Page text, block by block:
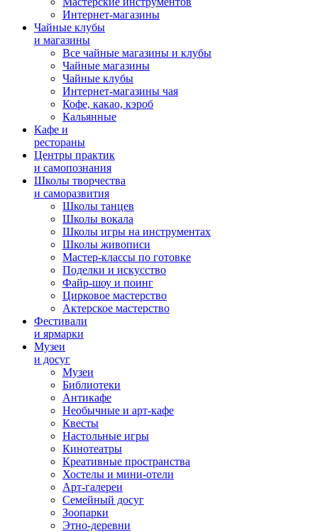
Интернет-магазины
Чайные клубы
и магазины
Все чайные магазины и клубы
Чайные магазины
Чайные клубы
Интернет-магазины чая
Кофе, какао, кэроб
Кальянные
Кафе и
рестораны
Центры практик
и самопознания
Школы творчества
и саморазвития
Школы танцев
Школы вокала
Школы игры на инструментах
Школы живописи
Мастер-классы по готовке
Поделки и искусство
Файр-шоу и поинг
Цирковое мастерство
Актерское мастерство
Фестивали
и ярмарки
Музеи
и досуг
Музеи
Библиотеки
Антикафе
Необычные и арт-кафе
Квесты
Настольные игры
Кинотеатры
Креативные пространства
Хостелы и мини-отели
Арт-галереи
Семейный досуг
Зоопарки
Этно-деревни